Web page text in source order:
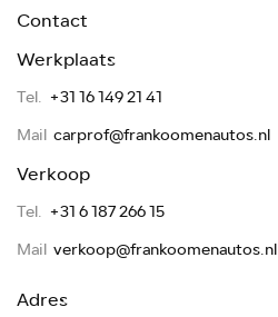
Contact
Werkplaats
Tel. +31 16 149 21 41
Mail carprof@frankoomenautos.nl
Verkoop
Tel. +31 6 187 266 15
Mail verkoop@frankoomenautos.nl
Adres